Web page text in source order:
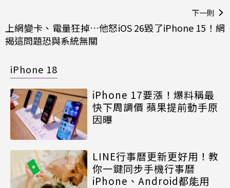
下一則
上網變卡、電量狂掉…他怒iOS 26毀了iPhone 15！網
揭這問題恐與系統無關
iPhone 18
iPhone 17要漲！爆料稱最
快下周調價 蘋果提前動手原
因曝
LINE行事曆更新更好用！教
你一鍵同步手機行事曆
iPhone、Android都能用